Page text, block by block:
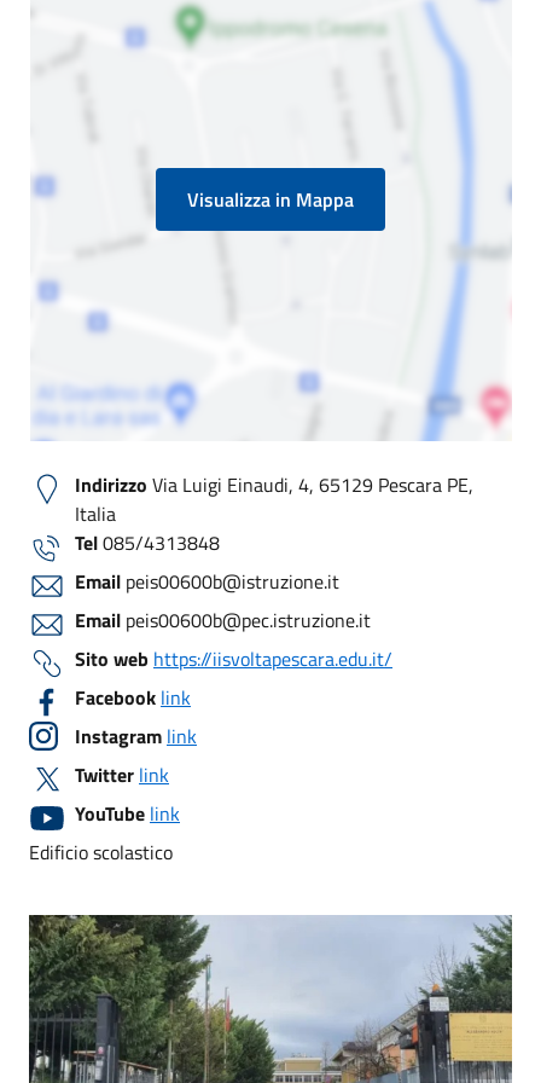
Visualizza in Mappa
Indirizzo Via Luigi Einaudi, 4, 65129 Pescara PE,
Italia
Tel085/4313848
Email peis00600b@istruzione.it
Email peis00600b@pec.istruzione.it
Sito web https://iisvoltapescara.edu.it/
Facebook link
Instagram link
Twitter link
YouTube link
Edificio scolastico